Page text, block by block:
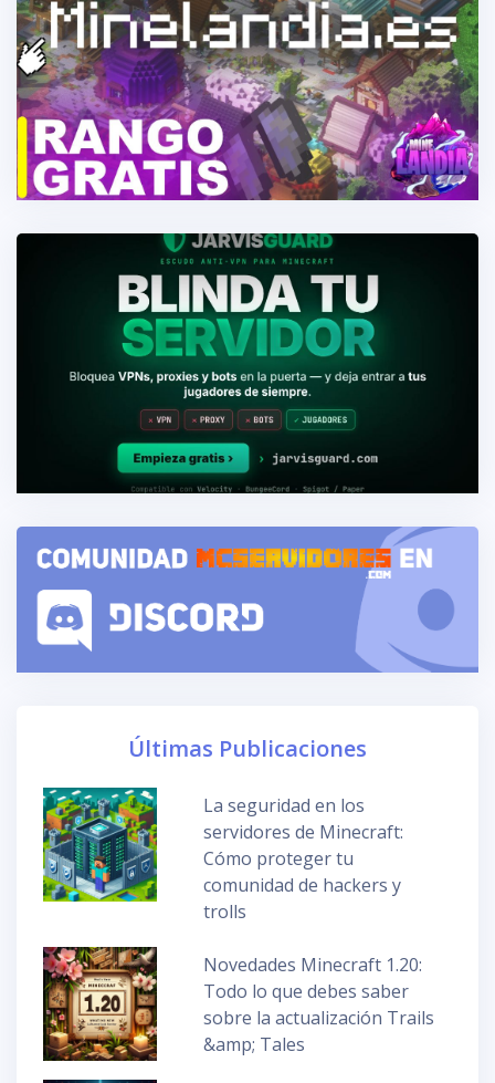
Últimas Publicaciones
La seguridad en los
servidores de Minecraft:
Cómo proteger tu
comunidad de hackers y
trolls
Novedades Minecraft 1.20:
Todo lo que debes saber
sobre la actualización Trails
&amp; Tales